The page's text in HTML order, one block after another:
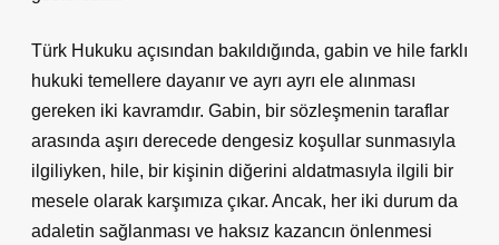
Türk Hukuku açısından bakıldığında, gabin ve hile farklı
hukuki temellere dayanır ve ayrı ayrı ele alınması
gereken iki kavramdır. Gabin, bir sözleşmenin taraflar
arasında aşırı derecede dengesiz koşullar sunmasıyla
ilgiliyken, hile, bir kişinin diğerini aldatmasıyla ilgili bir
mesele olarak karşımıza çıkar. Ancak, her iki durum da
adaletin sağlanması ve haksız kazancın önlenmesi